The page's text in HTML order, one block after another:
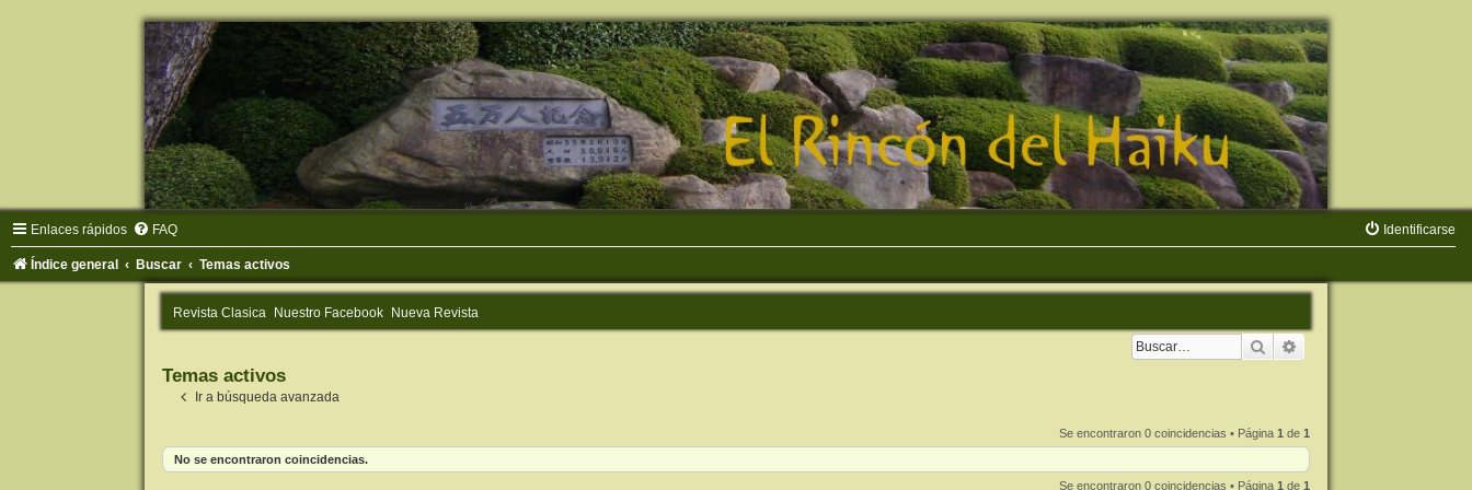
Enlaces rápidos FAQ Identificarse
Índice general Buscar Temas activos
Revista Clasica Nuestro Facebook Nueva Revista
Buscar
Temas activos
Ir a búsqueda avanzada
Se encontraron 0 coincidencias • Página1 de1
No se encontraron coincidencias.
Se encontraron 0 coincidencias • Página1 de1